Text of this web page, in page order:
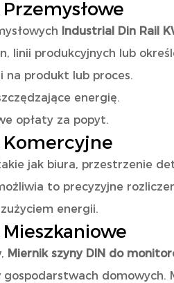
Industrial Din Rail
linii produkcyjnych lub
na produkt lub proces.
energię.
opłaty za popyt.
Komercyjne
jak biura, przestrzenie
to precyzyjne
energii.
Miernik szyny DIN do
domowych.